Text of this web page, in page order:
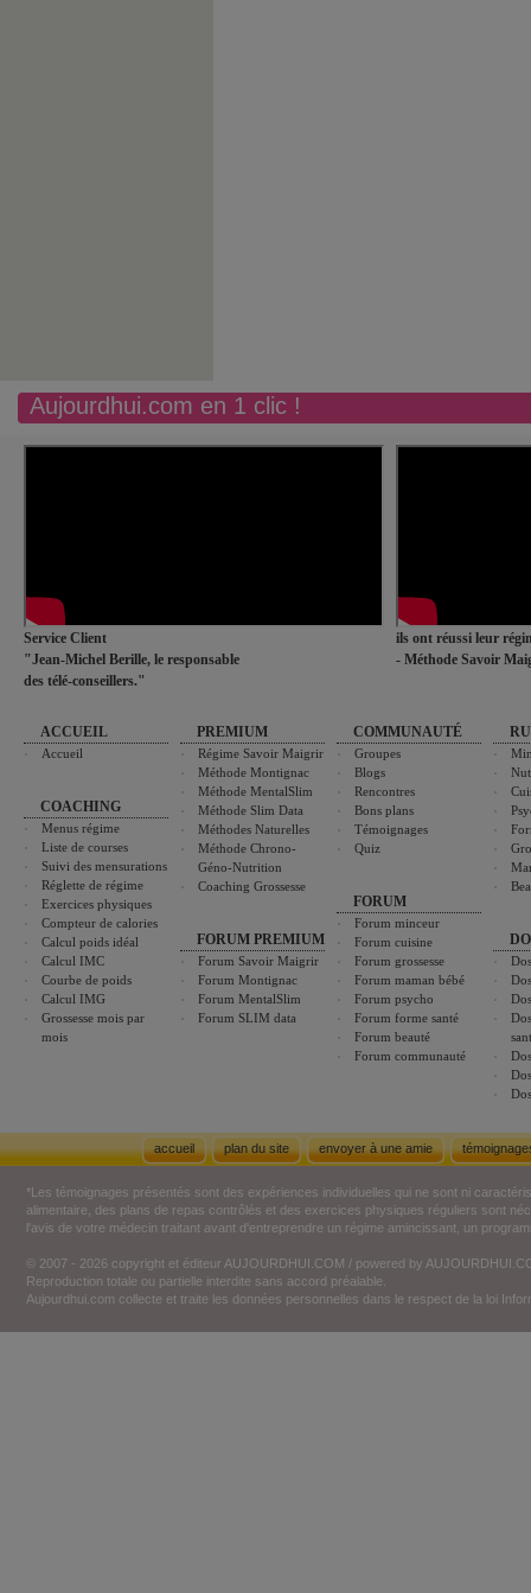
Aujourdhui.com en 1 clic !
Service Client
"Jean-Michel Berille, le responsable
des télé-conseillers."
ils ont réussi leur
- Méthode Savoir
ACCUEIL
Accueil
COACHING
Menus régime
Liste de courses
Suivi des mensurations
Réglette de régime
Exercices physiques
Compteur de calories
Calcul poids idéal
Calcul IMC
Courbe de poids
Calcul IMG
Grossesse mois par
mois
PREMIUM
Régime Savoir Maigrir
Méthode Montignac
Méthode MentalSlim
Méthode Slim Data
Méthodes Naturelles
Méthode Chrono-
Géno-Nutrition
Coaching Grossesse
FORUM PREMIUM
Forum Savoir Maigrir
Forum Montignac
Forum MentalSlim
Forum SLIM data
COMMUNAUTÉ
Groupes
Blogs
Rencontres
Bons plans
Témoignages
Quiz
FORUM
Forum minceur
Forum cuisine
Forum grossesse
Forum maman bébé
Forum psycho
Forum forme santé
Forum beauté
Forum communauté
accueil plan du site envoyer à une amie
*Les témoignages présentés sont des expériences individuelles qui ne sont ni
alimentaire, des plans de repas contrôlés et des exercices physiques réguliers sont
l'avis de votre médecin traitant avant d'entreprendre un régime amincissant, un
© 2007 - 2026 copyright et éditeur AUJOURDHUI.COM / powered by
Reproduction totale ou partielle interdite sans accord préalable.
Aujourdhui.com collecte et traite les données personnelles dans le respect de la loi